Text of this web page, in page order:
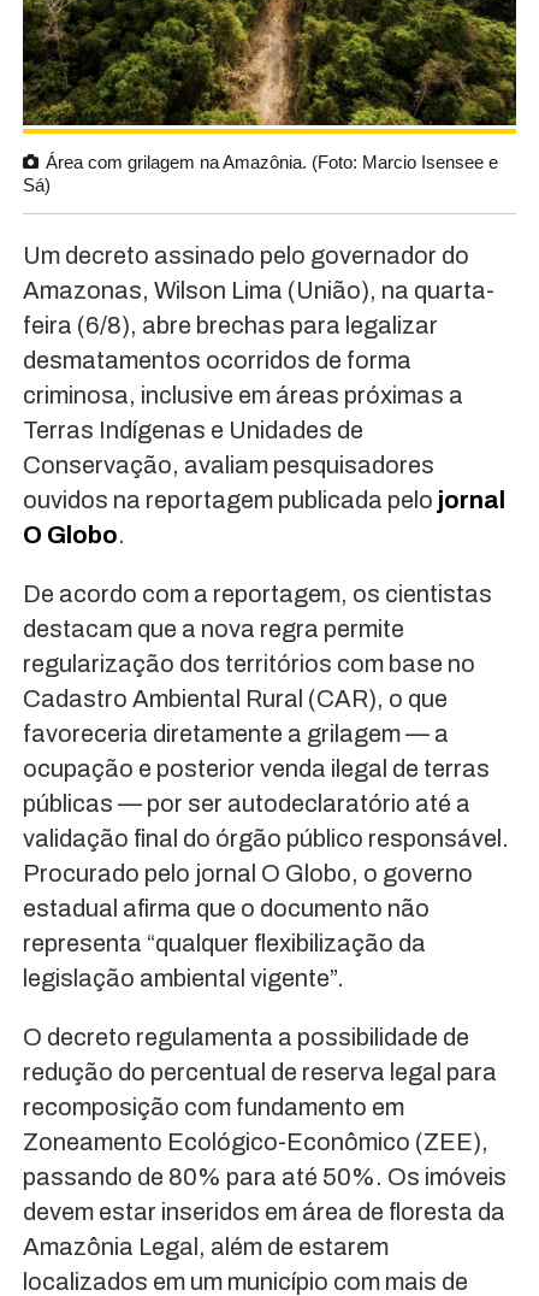
Área com grilagem na Amazônia. (Foto: Marcio Isensee e
Sá)
Um decreto assinado pelo governador do
Amazonas, Wilson Lima (União), na quarta-
feira (6/8), abre brechas para legalizar
desmatamentos ocorridos de forma
criminosa, inclusive em áreas próximas a
Terras Indígenas e Unidades de
Conservação, avaliam pesquisadores
ouvidos na reportagem publicada pelo jornal
O Globo.
De acordo com a reportagem, os cientistas
destacam que a nova regra permite
regularização dos territórios com base no
Cadastro Ambiental Rural (CAR), o que
favoreceria diretamente a grilagem — a
ocupação e posterior venda ilegal de terras
públicas — por ser autodeclaratório até a
validação final do órgão público responsável.
Procurado pelo jornal O Globo, o governo
estadual afirma que o documento não
representa “qualquer flexibilização da
legislação ambiental vigente”.
O decreto regulamenta a possibilidade de
redução do percentual de reserva legal para
recomposição com fundamento em
Zoneamento Ecológico-Econômico (ZEE),
passando de 80% para até 50%. Os imóveis
devem estar inseridos em área de floresta da
Amazônia Legal, além de estarem
localizados em um município com mais de